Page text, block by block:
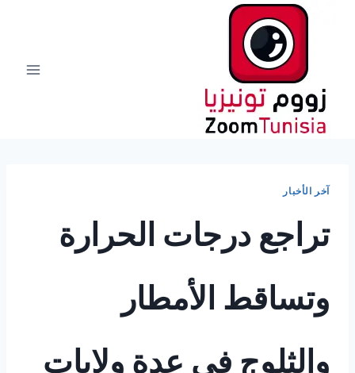
آخر الأخبار
تراجع درجات الحرارة
وتساقط الأمطار
والثلوج في عدة ولايات